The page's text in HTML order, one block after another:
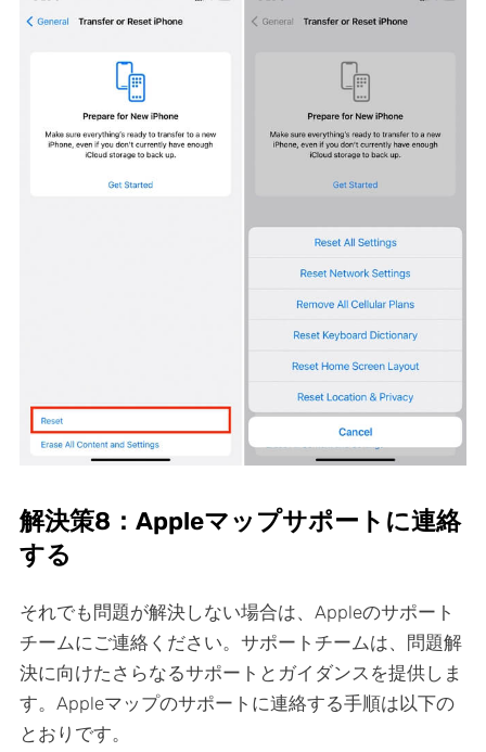
解決策8：Appleマップサポートに連絡
する
それでも問題が解決しない場合は、Appleのサポート
チームにご連絡ください。サポートチームは、問題解
決に向けたさらなるサポートとガイダンスを提供しま
す。Appleマップのサポートに連絡する手順は以下の
とおりです。